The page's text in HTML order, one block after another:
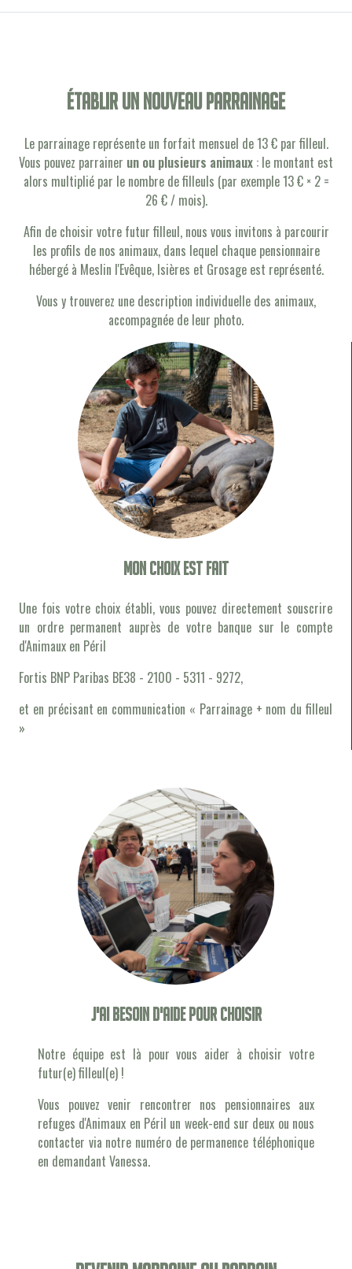
établir un nouveau parrainage
Le parrainage représente un forfait mensuel de 13 € par filleul.
Vous pouvez parrainer un ou plusieurs animaux : le montant est
alors multiplié par le nombre de filleuls (par exemple 13 € × 2 =
26 € / mois).
Afin de choisir votre futur filleul, nous vous invitons à parcourir
les profils de nos animaux, dans lequel chaque pensionnaire
hébergé à Meslin l'Evêque, Isières et Grosage est représenté.
Vous y trouverez une description individuelle des animaux,
accompagnée de leur photo.
Mon choix est fait
Une fois votre choix établi, vous pouvez directement souscrire
un ordre permanent auprès de votre banque sur le compte
d'Animaux en Péril
Fortis BNP Paribas BE38 - 2100 - 5311 - 9272,
et en précisant en communication « Parrainage + nom du filleul
»
J'ai besoin d'aide pour choisir
Notre équipe est là pour vous aider à choisir votre
futur(e) filleul(e) !
Vous pouvez venir rencontrer nos pensionnaires aux
refuges d'Animaux en Péril un week-end sur deux ou nous
contacter via notre numéro de permanence téléphonique
en demandant Vanessa.